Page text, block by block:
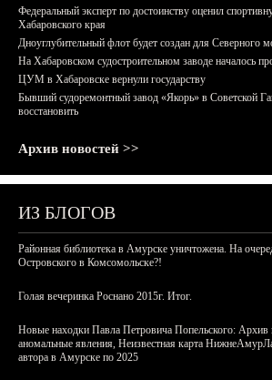
Федеральный эксперт по достоинству оценил
Хабаровского края
Дноуглубительный флот будет создан для Северного
На Хабаровском судостроительном заводе началось
ЦУМ в Хабаровске вернули государству
Бывший судоремонтный завод «Якорь» в Советской
восстановить
Архив новостей >>
ИЗ БЛОГОВ
Районная библиотека в Амурске уничтожена. На
Островского в Комсомольске?!
Голая вечеринка Роснано 2015г. Итог.
Новые находки Павла Петровича Попельского: Архив
аномальные явления, Неизвестная карта
автора в Амурске по 2025